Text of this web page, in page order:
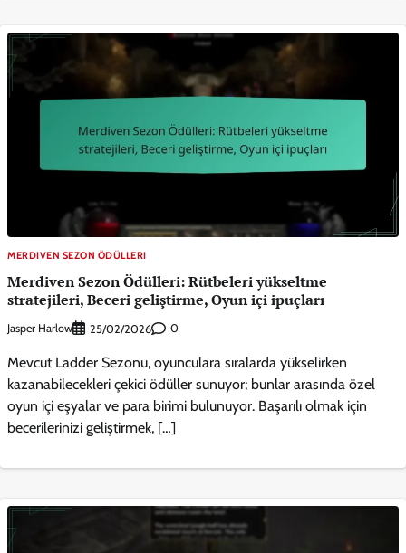
MERDIVEN SEZON ÖDÜLLERI
Merdiven Sezon Ödülleri: Rütbeleri yükseltme
stratejileri, Beceri geliştirme, Oyun içi ipuçları
Jasper Harlow 25/02/2026 0
Mevcut Ladder Sezonu, oyunculara sıralarda yükselirken
kazanabilecekleri çekici ödüller sunuyor; bunlar arasında özel
oyun içi eşyalar ve para birimi bulunuyor. Başarılı olmak için
becerilerinizi geliştirmek, […]